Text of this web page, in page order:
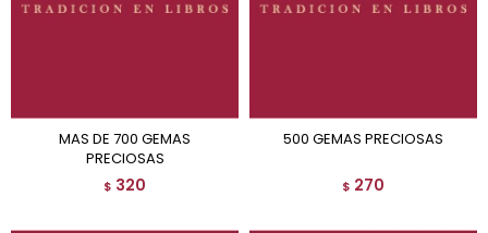
MAS DE 700 GEMAS
PRECIOSAS
$ 320
500 GEMAS PRECIOSAS
$ 270